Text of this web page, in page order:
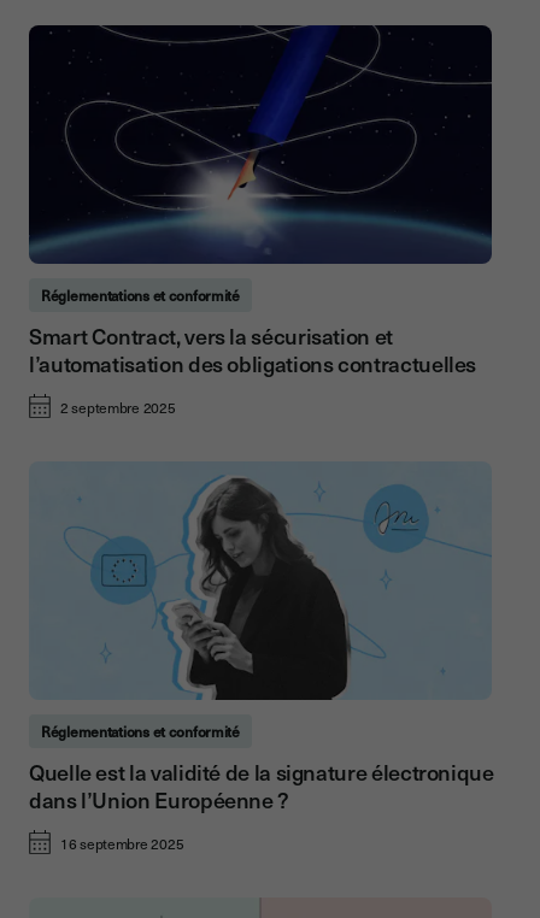
Réglementations et conformité
Smart Contract, vers la sécurisation et
l’automatisation des obligations contractuelles
2 septembre 2025
Réglementations et conformité
Quelle est la validité de la signature électronique
dans l’Union Européenne ?
16 septembre 2025